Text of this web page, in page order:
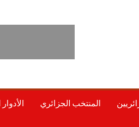
المنتخب الجزائري الأدوار